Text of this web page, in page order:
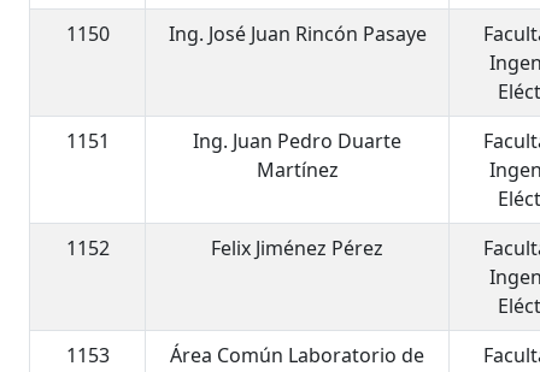
1150
Ing. José Juan Rincón Pasaye
1151
Ing. Juan Pedro Duarte
Martínez
1152
Felix Jiménez Pérez
1153
Área Común Laboratorio de